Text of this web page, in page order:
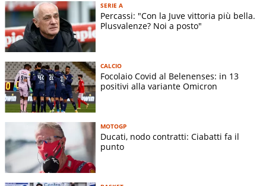
SERIE A
Percassi: "Con la Juve vittoria più bella.
Plusvalenze? Noi a posto"
CALCIO
Focolaio Covid al Belenenses: in 13
positivi alla variante Omicron
MOTOGP
Ducati, nodo contratti: Ciabatti fa il
punto